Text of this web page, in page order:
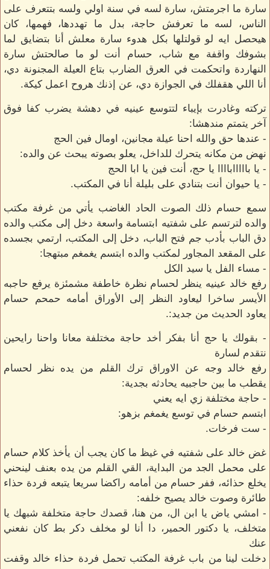
سارة ما اجرمتش، سارة لسه في سنة اولي ولسه بتتعرف على
الناس، لسه ما تعرفش حاجة، بدل ما تهددها، فهمها، كان
هيحصل ايه لو قولتلها بكل هدوء سارة معلش أنا بتضايق لما
بشوفك واقفة مع شاب، حسام أنت لو ما صالحتش سارة
النهاردة واتحكمت في العرق الضارب بتاع العيلة المجنونة دي،
أنا اللي هقفلك في الجوازة دي، عن إذنك هروح اعمل كيكة.
تركته وغادرت بإيباء لتتوسع عينيه في دهشة يضرب كفا فوق
آخر يتمتم مندهشا:
- عندها حق والله احنا عيلة مجانين، اومال فين الحج
نهض من مكانه يتحرك للداخل، يعلو بصوته يبحث عن والده:
- يا باااااباااا يا حج، أنت فين يا ابا الحج
- يا حيوان أنت بتنادي على بليلة أنا في المكتب.
سمع حسام ذلك الصوت الحاد الغاضب يأتي من غرفة مكتب
والده لترتسم على شفتيه ابتسامة واسعة دخل إلى مكتب والده
دق الباب بأدب جم فتح الباب، دخل إلى المكتب، ارتمي بجسده
على المقعد المجاور لمكتب والده ابتسم يغمغم مبتهجا:
- مساء الفل يا سيد الكل
رفع خالد عينيه ينظر لحسام نظرة خاطفة مشمئزة يرفع حاجبه
الأيسر ساخرا ليعاود النظر إلى الأوراق أمامه حمحم حسام
يعاود الحديث من جديد:.
- بقولك يا حج أنا بفكر أخد حاجة مختلفة معانا واحنا رايحين
نتقدم لسارة
رفع خالد وجه عن الاوراق ترك القلم من يده نظر لحسام
يقطب ما بين حاجبيه يحادثه بجدية:
- حاجة مختلفة زي ايه يعني
ابتسم حسام في توسع يغمغم بزهو:
- ست فرخات.
غض خالد على شفتيه في غيظ ما كان يجب أن يأخذ كلام حسام
على محمل الجد من البداية، القي القلم من يده بعنف لينحني
يخلع حذائه، ففر حسام من أمامه راكضا سريعا يتبعه فردة حذاء
طائرة وصوت خالد يصيح خلفه:
- امشي ياض يا ابن ال، من هنا، قصدك حاجة متخلفة شبهك يا
متخلف، يا دكتور الحمير، دا أنا لو مخلف دكر بط كان نفعني
عنك
دخلت لينا من باب غرفة المكتب تحمل فردة حذاء خالد وقفت